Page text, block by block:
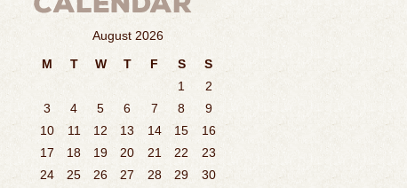
August 2026
M
T W T F S
S
1
2
3
4 5 6 7 8
9
10
11 12 13 14 15
16
17
18 19 20 21 22
23
24
25 26 27 28 29
30